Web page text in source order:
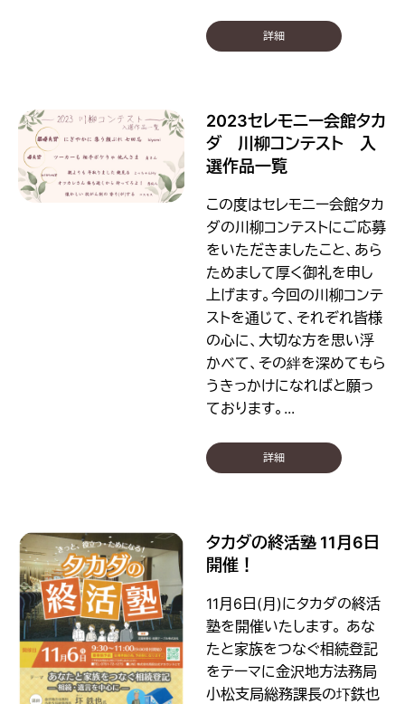
詳細
2023セレモニー会館タカ
ダ 川柳コンテスト 入
選作品一覧
この度はセレモニー会館タカ
ダの川柳コンテストにご応募
をいただきましたこと、あら
ためまして厚く御礼を申し
上げます。今回の川柳コンテ
ストを通じて、それぞれ皆様
の心に、大切な方を思い浮
かべて、その絆を深めてもら
うきっかけになればと願っ
ております。...
詳細
タカダの終活塾 11月6日
開催！
11月6日(月)にタカダの終活
塾を開催いたします。 あな
たと家族をつなぐ相続登記
をテーマに金沢地方法務局
小松支局総務課長の圷鉄也